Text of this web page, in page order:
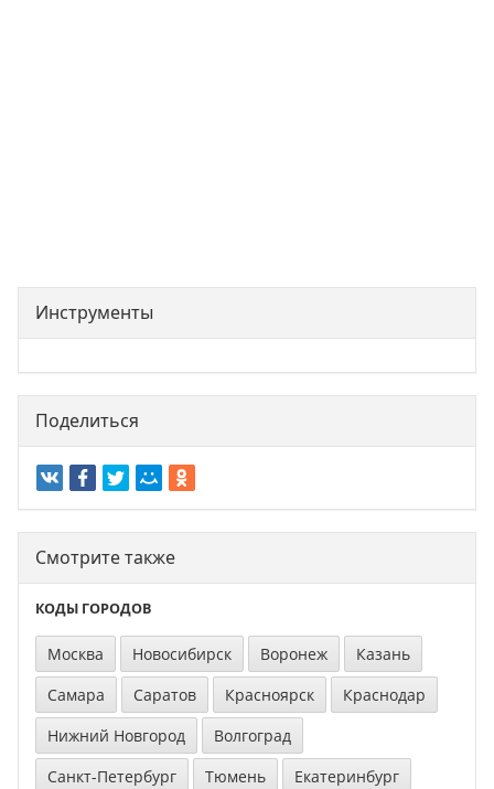
. .
Инструменты
Поделиться
Смотрите также
КОДЫ ГОРОДОВ
Москва Новосибирск Воронеж
Казань
Самара
Саратов Красноярск
Краснодар
Нижний Новгород
Волгоград
Санкт-Петербург
Тюмень
Екатеринбург